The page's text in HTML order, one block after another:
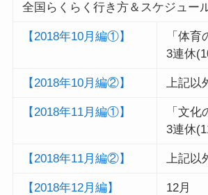
全国らくらく行き方＆スケジュー
【2018年10月編①】
「体
3連休
【2018年10月編②】 上記以
【2018年11月編①】
「文
3連休
【2018年11月編②】 上記以
【2018年12月編】 12月